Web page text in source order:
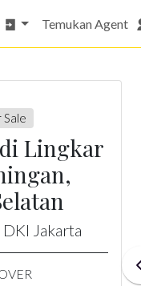
Temukan Agent
Sale
Lingkar
DKI Jakarta